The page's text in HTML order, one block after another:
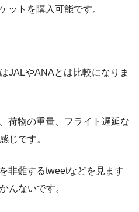
ットを購入可能です。
JALやANAとは比較になりま
荷物の重量、フライト遅延な
じです。
非難するtweetなどを見ます
んないです。